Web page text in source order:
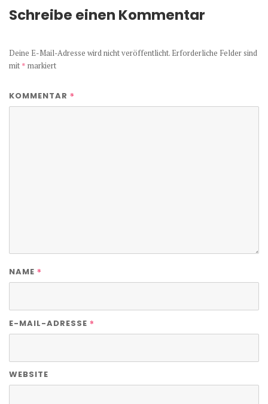
Schreibe einen Kommentar
Deine E-Mail-Adresse wird nicht veröffentlicht. Erforderliche Felder sind
mit * markiert
KOMMENTAR *
NAME *
E-MAIL-ADRESSE *
WEBSITE